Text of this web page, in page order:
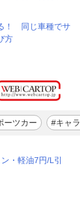
！ 同じ車種でサ
方
ーツカー #キャ
・軽油7円/L引